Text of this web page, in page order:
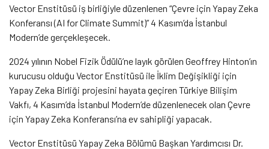
Vector Enstitüsü iş birliğiyle düzenlenen “Çevre için Yapay Zeka
Konferansı (AI for Climate Summit)” 4 Kasım’da İstanbul
Modern’de gerçekleşecek.
2024 yılının Nobel Fizik Ödülü’ne layık görülen Geoffrey Hinton’ın
kurucusu olduğu Vector Enstitüsü ile İklim Değişikliği için
Yapay Zeka Birliği projesini hayata geçiren Türkiye Bilişim
Vakfı, 4 Kasım’da İstanbul Modern’de düzenlenecek olan Çevre
için Yapay Zeka Konferansı’na ev sahipliği yapacak.
Vector Enstitüsü Yapay Zeka Bölümü Başkan Yardımcısı Dr.